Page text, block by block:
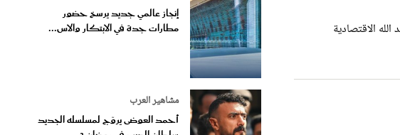
الاقتصادية
إنجاز عالمي جديد يرسخ حضور
مطارات جدة في الابتكار والاس...
مشاهير العرب
أحمد العوضى يروّج لمسلسله الجديد
سلطان الديب في رمضان 2...